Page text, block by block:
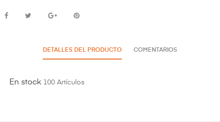
DETALLES DEL PRODUCTO COMENTARIOS
En stock 100 Artículos